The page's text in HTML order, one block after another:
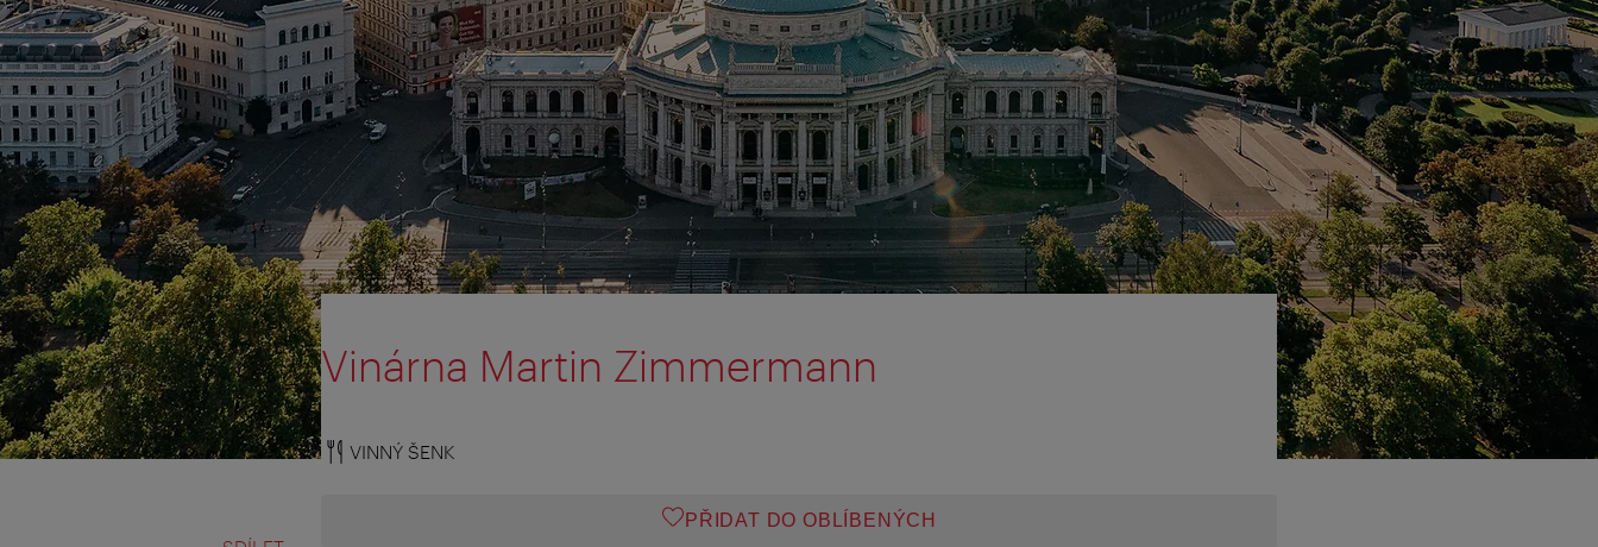
Vinárna Martin Zimmermann
VINNÝ ŠENK
PŘIDAT DO OBLÍBENÝCH